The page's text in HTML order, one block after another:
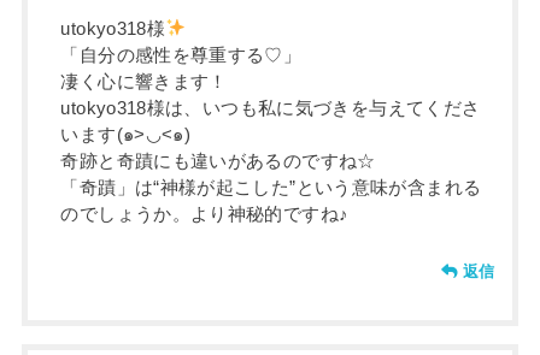
utokyo318様
「自分の感性を尊重する♡」
凄く心に響きます！
utokyo318様は、いつも私に気づきを与えてくださ
います(๑>◡<๑)
奇跡と奇蹟にも違いがあるのですね☆
「奇蹟」は“神様が起こした”という意味が含まれる
のでしょうか。より神秘的ですね♪
返信